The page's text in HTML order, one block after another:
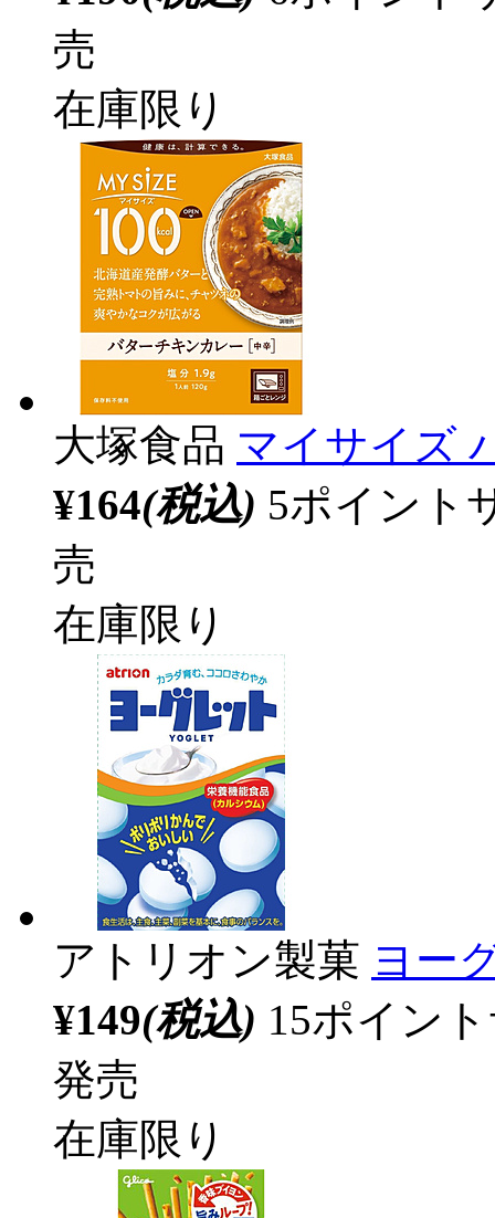
売
在庫限り
大塚食品 マイサイズ
¥164(税込) 5ポイント
売
在庫限り
アトリオン製菓 ヨー
¥149(税込) 15ポイン
発売
在庫限り